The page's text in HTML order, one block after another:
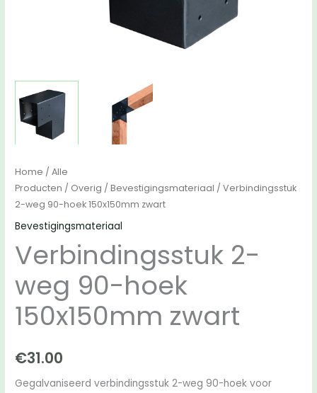
Home /Alle
Producten / Overig /Bevestigingsmateriaal / Verbindingsstuk
2-weg 90-hoek 150x150mm zwart
Bevestigingsmateriaal
Verbindingsstuk 2-
weg 90-hoek
150x150mm zwart
€31.00
Gegalvaniseerd verbindingsstuk 2-weg 90-hoek voor